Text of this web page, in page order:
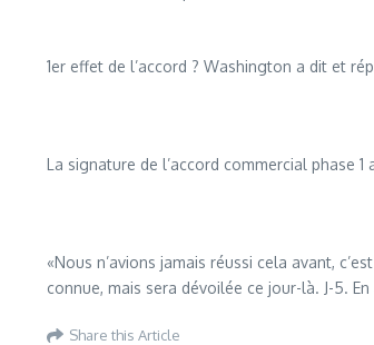
1er effet de l’accord ? Washington a dit et
La signature de l’accord commercial phase
«Nous n’avions jamais réussi cela avant,
connue, mais sera dévoilée ce jour-là. J-5.
Share this Article